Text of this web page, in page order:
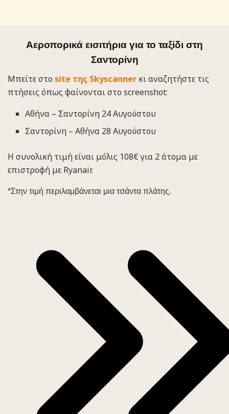
Αεροπορικά εισιτήρια για το ταξίδι στη
Σαντορίνη
Μπείτε στο site της Skyscanner κι αναζητήστε τις
πτήσεις όπως φαίνονται στο screenshot:
Αθήνα – Σαντορίνη 24 Αυγούστου
Σαντορίνη – Αθήνα 28 Αυγούστου
Η συνολική τιμή είναι μόλις 108€ για 2 άτομα με
επιστροφή με Ryanair.
*Στην τιμή περιλαμβάνεται μια τσάντα πλάτης.